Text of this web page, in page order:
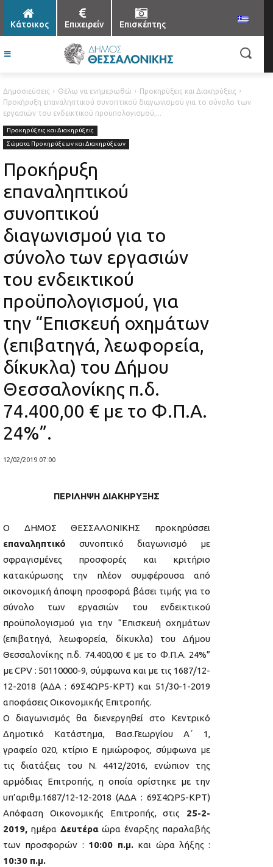
Κάτοικος Επιχειρείν Επισκέπτης
Δημοσιεύσεις Θέλω να ενημερωθώ
Προκηρύξεις και Διακηρύξεις
Προκήρυξη επαναληπτικού συνοπτικού διαγωνισμού για το σύνολο των
εργασιών του ενδεικτικού προϋπολογισμού,...
Προκηρύξεις και Διακηρύξεις
Σώματα Προκηρύξεων και Διακηρύξεων
Προκήρυξη
επαναληπτικού
συνοπτικού
διαγωνισμού για το
σύνολο των εργασιών
του ενδεικτικού
προϋπολογισμού, για
την “Επισκευή οχημάτων
(επιβατηγά, λεωφορεία,
δίκυκλα) του Δήμου
Θεσσαλονίκης π.δ.
74.400,00 € με το Φ.Π.Α.
24%”.
12/02/2019 07:00
ΠΕΡΙΛΗΨΗ ΔΙΑΚΗΡΥΞΗΣ
Ο ΔΗΜΟΣ ΘΕΣΣΑΛΟΝΙΚΗΣ προκηρύσσει
επαναληπτικό συνοπτικό διαγωνισμό με
σφραγισμένες προσφορές και κριτήριο
κατακύρωσης την πλέον συμφέρουσα από
οικονομική άποψη προσφορά βάσει τιμής για το
σύνολο των εργασιών του ενδεικτικού
προϋπολογισμού για την “Επισκευή οχημάτων
(επιβατηγά, λεωφορεία, δίκυκλα) του Δήμου
Θεσσαλονίκης π.δ. 74.400,00 € με το Φ.Π.Α. 24%”
με CPV : 50110000-9, σύμφωνα και με τις 1687/12-
12-2018 (ΑΔΑ : 69Σ4ΩΡ5-ΚΡΤ) και 51/30-1-2019
αποφάσεις Οικονομικής Επιτροπής.
Ο διαγωνισμός θα διενεργηθεί στο Κεντρικό
Δημοτικό Κατάστημα, Βασ.Γεωργίου A΄ 1,
γραφείο 020, κτίριο Ε ημιώροφος, σύμφωνα με
τις διατάξεις του Ν. 4412/2016, ενώπιον της
αρμόδιας Επιτροπής, η οποία ορίστηκε με την
υπ’αριθμ.1687/12-12-2018 (ΑΔΑ : 69Σ4ΩΡ5-ΚΡΤ)
Απόφαση Οικονομικής Επιτροπής, στις 25-2-
2019, ημέρα Δευτέραώρα έναρξης παραλαβής
των προσφορών : 10:00 π.μ. και ώρα λήξης :
10:30 π.μ.